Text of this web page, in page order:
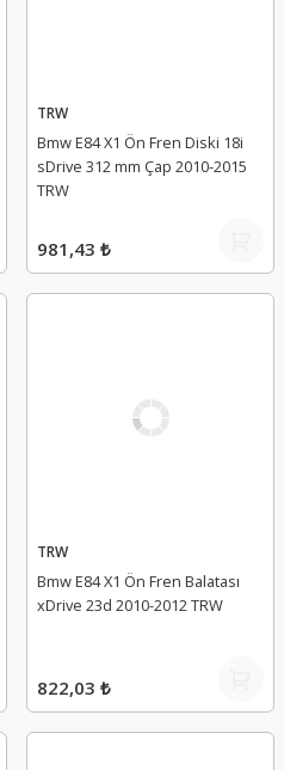
TRW
Bmw E84 X1 Ön Fren Diski 18i
sDrive 312 mm Çap 2010-2015
TRW
981,43 ₺
TRW
Bmw E84 X1 Ön Fren Balatası
xDrive 23d 2010-2012 TRW
822,03 ₺